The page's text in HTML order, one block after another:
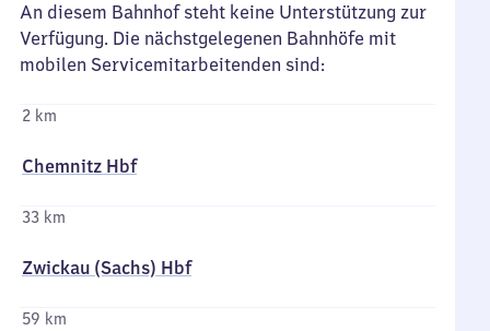
An diesem Bahnhof steht keine Unterstützung zur
Verfügung. Die nächstgelegenen Bahnhöfe mit
mobilen Servicemitarbeitenden sind:
2 km
Chemnitz Hbf
33 km
Zwickau (Sachs) Hbf
59 km